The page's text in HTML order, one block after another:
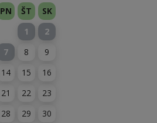
2026
2027
PN ŠT
SK
1
2
7 8
9
14 15
16
21 22
23
28 29
30